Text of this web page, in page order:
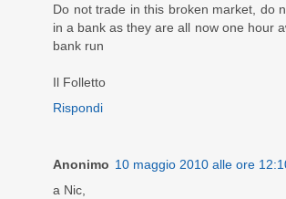
Do not trade in this broken market, do
in a bank as they are all now one hour
bank run
Il Folletto
Rispondi
Anonimo 10 maggio 2010 alle ore
a Nic,